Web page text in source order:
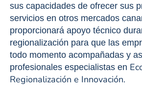
sus capacidades de ofrecer sus
servicios en otros mercados
proporcionará apoyo técnico
regionalización para que las
todo momento acompañadas y
profesionales especialistas en
Regionalización e Innovación.